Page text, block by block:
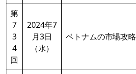
第
7
3
4
回
2024年7
月3日
（水）
ベトナムの市場攻略